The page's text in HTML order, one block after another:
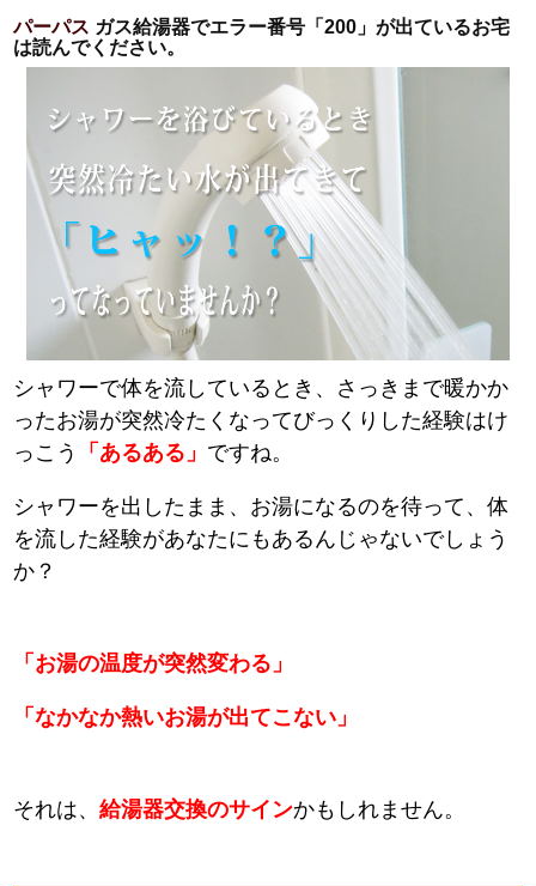
パーパス ガス給湯器でエラー番号「200」が出ているお宅
は読んでください。
シャワーで体を流しているとき、さっきまで暖かか
ったお湯が突然冷たくなってびっくりした経験はけ
っこう
「あるある」 ですね。
シャワーを出したまま、お湯になるのを待って、体
を流した経験があなたにもあるんじゃないでしょう
か？
「お湯の温度が突然変わる」
「なかなか熱いお湯が出てこない」
それは、給湯器交換のサインかもしれません。